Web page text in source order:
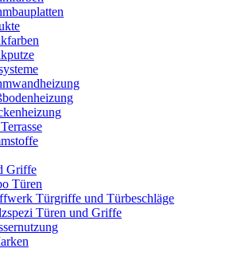
Griffe
Türen
Türgriffe und Türbeschläge
Türen und Griffe